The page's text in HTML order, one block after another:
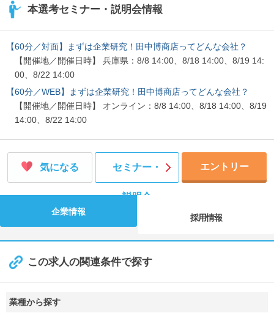
ます。本選考セミナー・説明会情報
【60分／対面】まずは企業研究！田中博商店ってどんな会社？
【開催地／開催日時】 兵庫県：8/8 14:00、8/18 14:00、8/19 14:
00、8/22 14:00
【60分／WEB】まずは企業研究！田中博商店ってどんな会社？
【開催地／開催日時】 オンライン：8/8 14:00、8/18 14:00、8/19
14:00、8/22 14:00
気になる セミナー・
説明会
エントリー
企業情報
採用情報
この求人の関連条件で探す
業種から探す